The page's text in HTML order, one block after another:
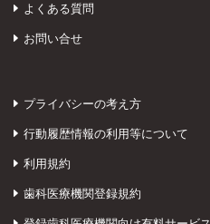
よくある質問
お問い合せ
プライバシーの考え方
行動履歴情報の利用等について
利用規約
歯科医療機関登録規約